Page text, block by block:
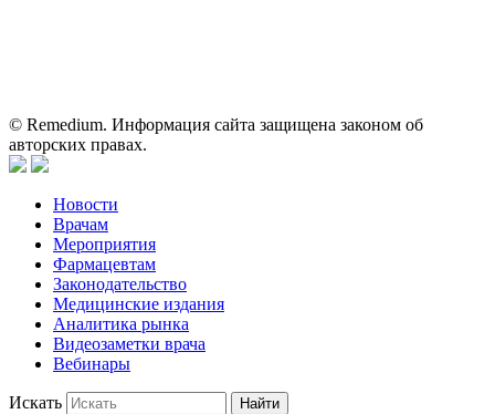
© Remedium. Информация сайта защищена законом об
авторских правах.
Новости
Врачам
Мероприятия
Фармацевтам
Законодательство
Медицинские издания
Аналитика рынка
Видеозаметки врача
Вебинары
Искать Найти